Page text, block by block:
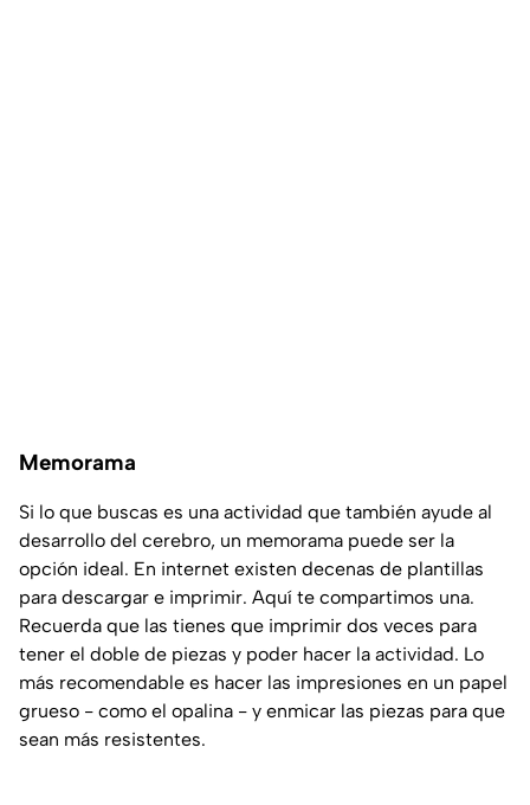
Memorama
Si lo que buscas es una actividad que también ayude al
desarrollo del cerebro, un memorama puede ser la
opción ideal. En internet existen decenas de plantillas
para descargar e imprimir. Aquí te compartimos una.
Recuerda que las tienes que imprimir dos veces para
tener el doble de piezas y poder hacer la actividad. Lo
más recomendable es hacer las impresiones en un papel
grueso - como el opalina - y enmicar las piezas para que
sean más resistentes.